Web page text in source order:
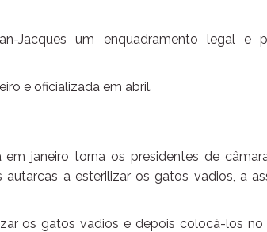
Jacques um enquadramento legal e
e oficializada em abril.
em janeiro torna os presidentes de
autarcas a esterilizar os gatos vadios, a
os gatos vadios e depois colocá-los